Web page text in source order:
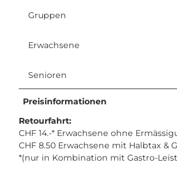
Gruppen
Erwachsene
Senioren
Preisinformationen
Retourfahrt:
CHF 14.-* Erwachsene ohne
CHF 8.50 Erwachsene mit Halbtax &
*(nur in Kombination mit Gastro-